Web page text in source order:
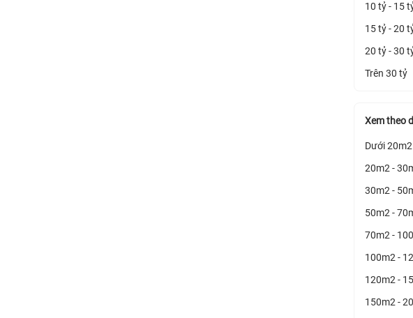
10 tỷ - 15
15 tỷ - 20
20 tỷ - 30
Trên 30 tỷ
Xem theo
Dưới 20m2
20m2 -
30m2 -
50m2 -
70m2 -
100m2 -
120m2 -
150m2 -